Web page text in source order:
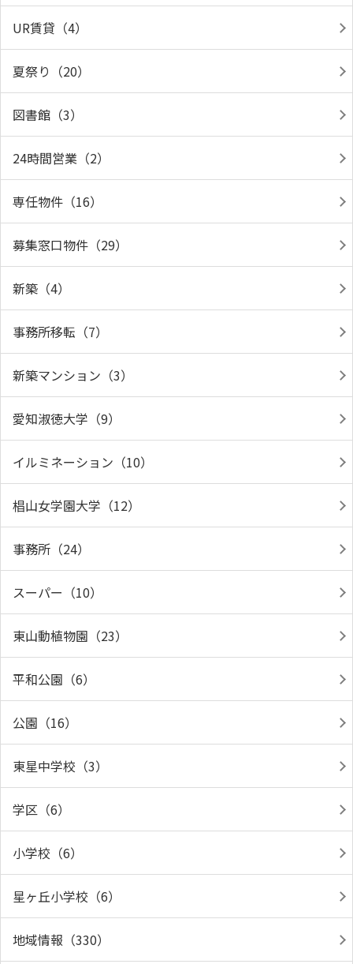
UR賃貸（4）
夏祭り（20）
図書館（3）
24時間営業（2）
専任物件（16）
募集窓口物件（29）
新築（4）
事務所移転（7）
新築マンション（3）
愛知淑徳大学（9）
イルミネーション（10）
椙山女学園大学（12）
事務所（24）
スーパー（10）
東山動植物園（23）
平和公園（6）
公園（16）
東星中学校（3）
学区（6）
小学校（6）
星ヶ丘小学校（6）
地域情報（330）